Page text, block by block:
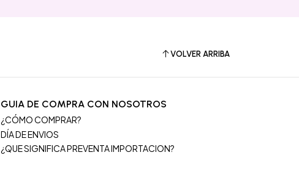
VOLVER ARRIBA
GUIA DE COMPRA CON NOSOTROS
¿CÓMO COMPRAR?
DÍA DE ENVIOS
¿QUE SIGNIFICA PREVENTA IMPORTACION?